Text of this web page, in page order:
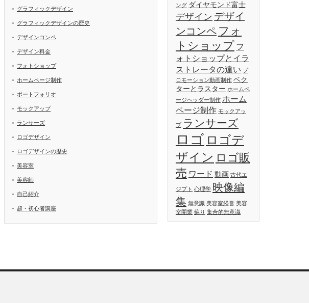
グラフィックデザイン
グラフィックデザインの歴史
デザインコンペ
デザイン料金
フォトショップ
ホームページ制作
ポートフォリオ
モックアップ
ランサーズ
ロゴデザイン
ロゴデザインの歴史
美容室
美容師
自己紹介
超・初心者講座
ング ダイヤモンド富士
デザイン デザイ
ンコンペ フォ
トショップ フ
ォトショップとイラ
ストレータの違い プ
ロモーション動画制作 ベク
ターとラスター ホームペ
ージヘッダー制作 ホーム
ページ制作 モックアッ
プ ランサーズ
ロゴ ロゴデ
ザイン ロゴ販
売 ワード 動画 古代エ
ジプト 心理学 映像編
集 無意識 美容室経営 美容
室開業 蘇り 集合的無意識